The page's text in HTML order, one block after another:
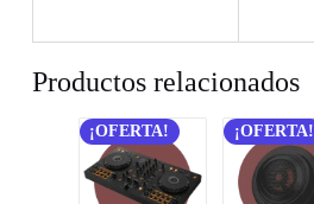
Productos relacionados
¡OFERTA! ¡OFERTA!